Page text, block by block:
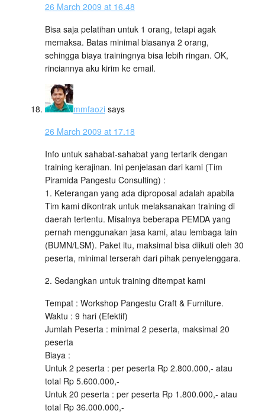
26 March 2009 at 16.48
Bisa saja pelatihan untuk 1 orang, tetapi agak
memaksa. Batas minimal biasanya 2 orang,
sehingga biaya trainingnya bisa lebih ringan. OK,
rinciannya aku kirim ke email.
mmfaozi says
26 March 2009 at 17.18
Info untuk sahabat-sahabat yang tertarik dengan
training kerajinan. Ini penjelasan dari kami (Tim
Piramida Pangestu Consulting) :
1. Keterangan yang ada diproposal adalah apabila
Tim kami dikontrak untuk melaksanakan training di
daerah tertentu. Misalnya beberapa PEMDA yang
pernah menggunakan jasa kami, atau lembaga lain
(BUMN/LSM). Paket itu, maksimal bisa diikuti oleh 30
peserta, minimal terserah dari pihak penyelenggara.
2. Sedangkan untuk training ditempat kami
Tempat : Workshop Pangestu Craft & Furniture.
Waktu : 9 hari (Efektif)
Jumlah Peserta : minimal 2 peserta, maksimal 20
peserta
Biaya :
Untuk 2 peserta : per peserta Rp 2.800.000,- atau
total Rp 5.600.000,-
Untuk 20 peserta : per peserta Rp 1.800.000,- atau
total Rp 36.000.000,-